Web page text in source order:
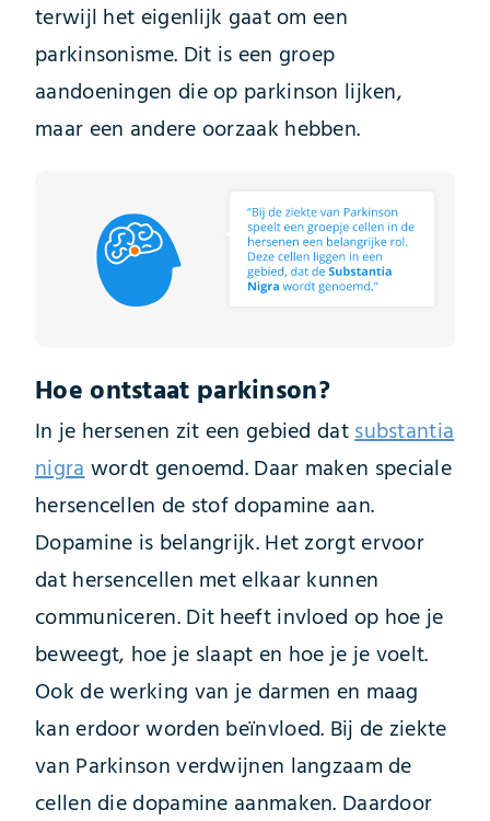
terwijl het eigenlijk gaat om een
parkinsonisme. Dit is een groep
aandoeningen die op parkinson lijken,
maar een andere oorzaak hebben.
Hoe ontstaat parkinson?
In je hersenen zit een gebied datsubstantia
nigrawordt genoemd. Daar maken speciale
hersencellen de stof dopamine aan.
Dopamine is belangrijk. Het zorgt ervoor
dat hersencellen met elkaar kunnen
communiceren. Dit heeft invloed op hoe je
beweegt, hoe je slaapt en hoe je je voelt.
Ook de werking van je darmen en maag
kan erdoor worden beïnvloed. Bij de ziekte
van Parkinson verdwijnen langzaam de
cellen die dopamine aanmaken. Daardoor